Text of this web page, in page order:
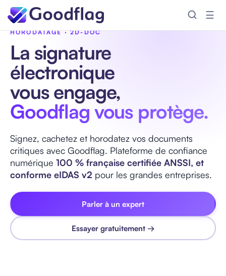
☰
SIGNATURE ÉLECTRONIQUE · CACHETAGE ·
HORODATAGE · 2D-DOC
La signature
électronique
vous engage,
Goodflag vous protège.
Signez, cachetez et horodatez vos documents
critiques avec Goodflag. Plateforme de confiance
numérique 100 % française certifiée ANSSI, et
conforme eIDAS v2 pour les grandes entreprises.
Parler à un expert
Essayer gratuitement →